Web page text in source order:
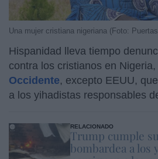
Una mujer cristiana nigeriana (Foto:
Hispanidad lleva tiempo
contra los cristianos en Nigeria,
Occidente, excepto EEUU,
a los yihadistas responsables
RELACIONADO
Trump cumple
bombardea a los